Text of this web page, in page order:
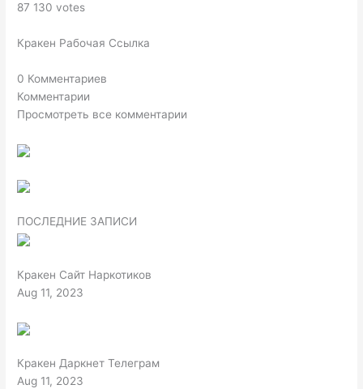
87 130 votes
Кракен Рабочая Ссылка
0 Комментариев
Комментарии
Просмотреть все комментарии
ПОСЛЕДНИЕ ЗАПИСИ
Кракен Сайт Наркотиков
Aug 11, 2023
Кракен Даркнет Телеграм
Aug 11, 2023